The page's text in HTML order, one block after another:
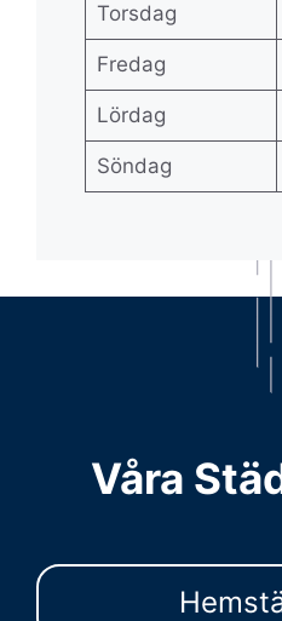
Torsdag
Fredag
Lördag
Söndag
Våra